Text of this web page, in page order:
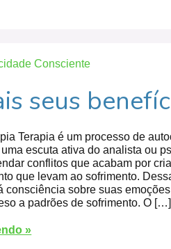
Consciente
seus
Terapia é um processo de
escuta ativa do analista ou
conflitos que acabam por
que levam ao sofrimento.
consciência sobre suas
a padrões de sofrimento. O […]
»